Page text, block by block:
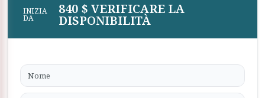
INIZIA
DA
840 $ VERIFICARE LA
DISPONIBILITÀ